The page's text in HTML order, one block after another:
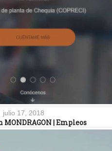
julio 17, 2018
MONDRAGON | Empleos